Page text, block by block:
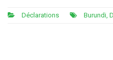
Déclarations Burundi,